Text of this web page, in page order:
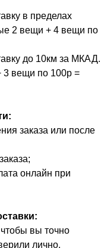
в пределах
2 вещи + 4 вещи по
до 10км за МКАД.
3 вещи по 100р =
заказа или после
онлайн при
вы точно
лично.